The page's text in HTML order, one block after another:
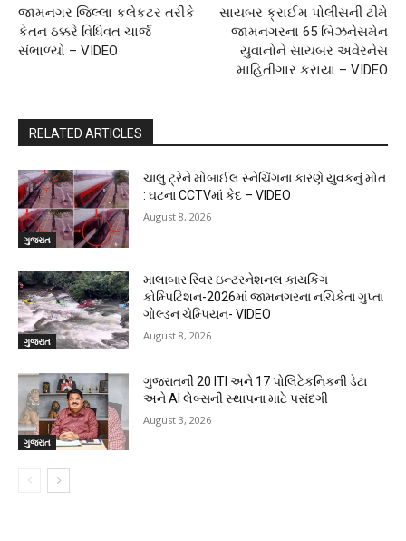
જામનગર જિલ્લા કલેકટર તરીકે
કેતન ઠક્કરે વિધિવત ચાર્જ
સંભાળ્યો – VIDEO
સાયબર ક્રાઈમ પોલીસની ટીમે
જામનગરના 65 બિઝનેસમેન
યુવાનોને સાયબર અવેરનેસ
માહિતીગાર કરાયા – VIDEO
RELATED ARTICLES
ગુજરાત
ચાલુ ટ્રેને મોબાઈલ સ્નેચિંગના કારણે યુવકનું મોત
: ઘટના CCTVમાં કેદ – VIDEO
August 8, 2026
ગુજરાત
માલાબાર રિવર ઇન્ટરનેશનલ કાયકિંગ
કોમ્પિટિશન-2026માં જામનગરના નચિકેતા ગુપ્તા
ગોલ્ડન ચેમ્પિયન- VIDEO
August 8, 2026
ગુજરાત
ગુજરાતની 20 ITI અને 17 પોલિટેકનિકની ડેટા
અને AI લેબ્સની સ્થાપના માટે પસંદગી
August 3, 2026